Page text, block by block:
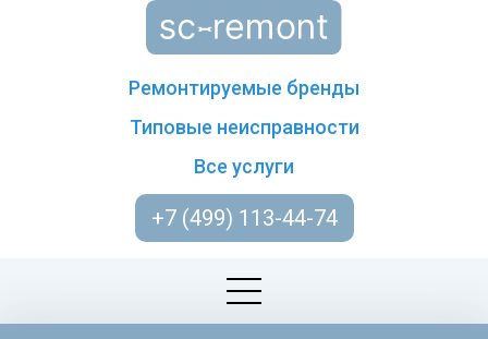
Ремонтируемые бренды
Типовые неисправности
Все услуги
+7 (499) 113-44-74